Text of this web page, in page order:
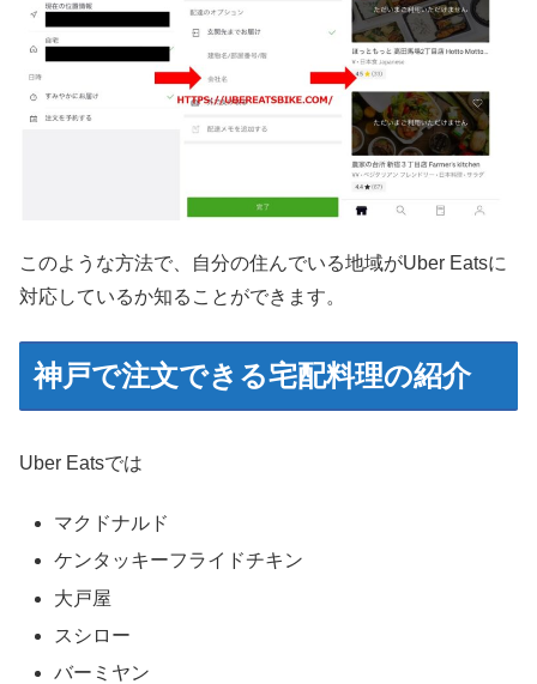
このような方法で、自分の住んでいる地域がUber Eatsに
対応しているか知ることができます。
神戸で注文できる宅配料理の紹介
Uber Eatsでは
マクドナルド
ケンタッキーフライドチキン
大戸屋
スシロー
バーミヤン